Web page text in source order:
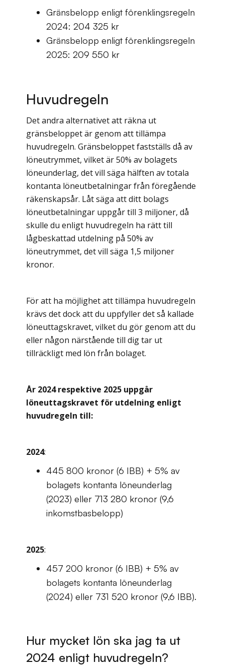
Gränsbelopp enligt förenklingsregeln
2024: 204 325 kr
Gränsbelopp enligt förenklingsregeln
2025: 209 550 kr
Huvudregeln
Det andra alternativet att räkna ut
gränsbeloppet är genom att tillämpa
huvudregeln. Gränsbeloppet fastställs då av
löneutrymmet, vilket är 50% av bolagets
löneunderlag, det vill säga hälften av totala
kontanta löneutbetalningar från föregående
räkenskapsår. Låt säga att ditt bolags
löneutbetalningar uppgår till 3 miljoner, då
skulle du enligt huvudregeln ha rätt till
lågbeskattad utdelning på 50% av
löneutrymmet, det vill säga 1,5 miljoner
kronor.
För att ha möjlighet att tillämpa huvudregeln
krävs det dock att du uppfyller det så kallade
löneuttagskravet, vilket du gör genom att du
eller någon närstående till dig tar ut
tillräckligt med lön från bolaget.
År 2024 respektive 2025 uppgår
löneuttagskravet för utdelning enligt
huvudregeln till:
2024:
445 800 kronor (6 IBB) + 5% av
bolagets kontanta löneunderlag
(2023) eller 713 280 kronor (9,6
inkomstbasbelopp)
2025:
457 200 kronor (6 IBB) + 5% av
bolagets kontanta löneunderlag
(2024) eller 731 520 kronor (9,6 IBB).
Hur mycket lön ska jag ta ut
2024 enligt huvudregeln?